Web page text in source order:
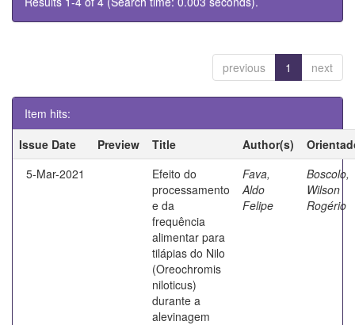
previous 1 next
Item hits:
Issue Date
Preview Title Author(s)
5-Mar-2021
Efeito do
processamento
e da
frequência
alimentar para
tilápias do Nilo
(Oreochromis
niloticus)
durante a
alevinagem
Fava,
Aldo
Felipe
Boscolo,
Wilson
Rogério